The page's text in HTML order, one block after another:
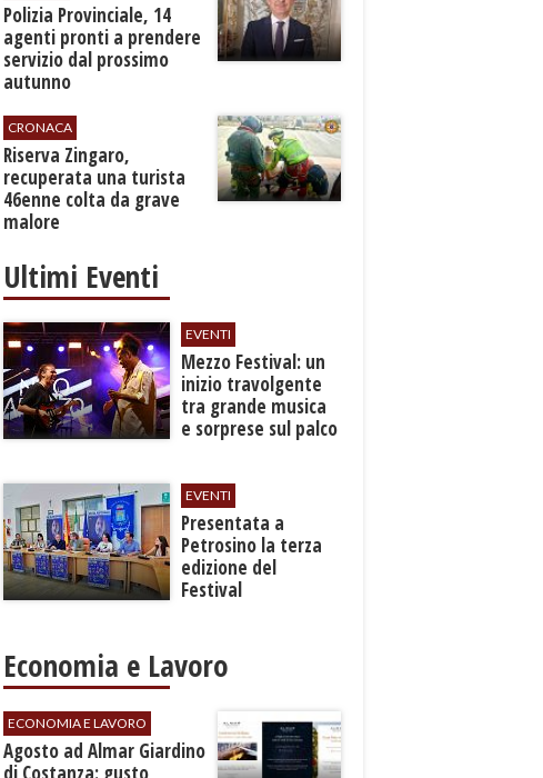
​Polizia Provinciale, 14
agenti pronti a prendere
servizio dal prossimo
autunno
CRONACA
​Riserva Zingaro,
recuperata una turista
46enne colta da grave
malore
Ultimi Eventi
EVENTI
Mezzo Festival: un
inizio travolgente
tra grande musica
e sorprese sul palco
EVENTI
Presentata a
Petrosino la terza
edizione del
Festival
"Voci dal
Mediterraneo"
Economia e Lavoro
ECONOMIA E LAVORO
Agosto ad Almar Giardino
di Costanza: gusto,